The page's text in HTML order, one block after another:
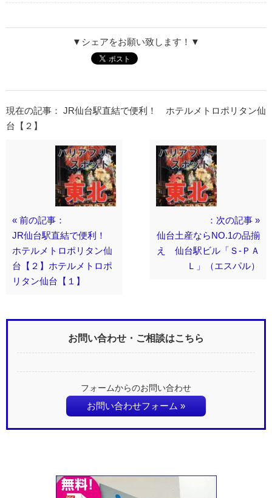
▼シェアをお願い致します！▼
現在の記事： JR仙台駅直結で便利！ ホテルメトロポリタン仙
台【２】
« 前の記事：
JR仙台駅直結で便利！
ホテルメトロポリタン仙
台【２】ホテルメトロポ
リタン仙台【１】
：次の記事 »
仙台土産ならNO.1の品揃
え 仙台駅ビル「Ｓ-ＰＡ
Ｌ」（エスパル）
お問い合わせ・ご相談はこちら
フォームからのお問い合わせ
お問い合わせフォーム »